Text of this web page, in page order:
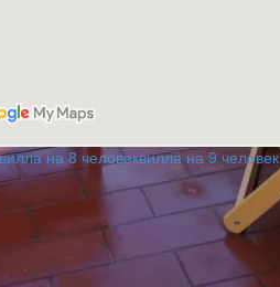
вилла на 8 человеквилла на 9 человек